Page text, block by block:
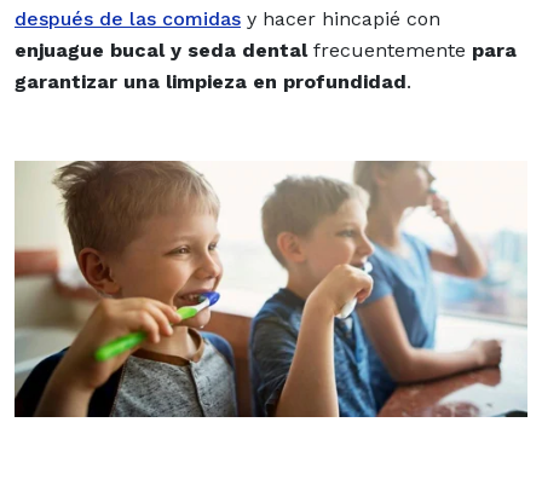
después de las comidas y hacer hincapié con
enjuague bucal y seda dentalfrecuentemente para
garantizar una limpieza en profundidad.